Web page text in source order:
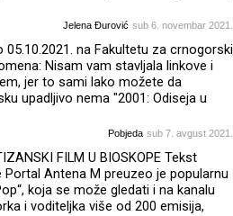
između Beograda, Kovačice i
Jelena Đurović sub 6. novembar 2021.
05.10.2021. na Fakultetu za crnogorski
Nisam vam stavljala linkove i
jer to sami lako možete da
upadljivo nema "2001: Odiseja u
iz kratke priče "The S
Pobjeda sub 7. avgust 2021.
FILM U BIOSKOPE Tekst
Antena M preuzeo je popularnu
koja se može gledati i na kanalu
i voditeljka više od 200 emisija,